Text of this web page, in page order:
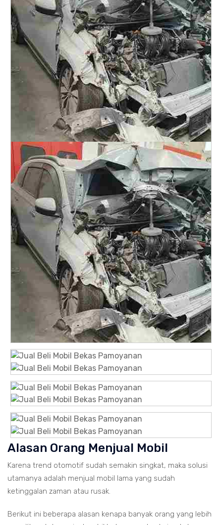
Alasan Orang Menjual Mobil
Karena trend otomotif sudah semakin singkat, maka solusi
utamanya adalah menjual mobil lama yang sudah
ketinggalan zaman atau rusak.
Berikut ini beberapa alasan kenapa banyak orang yang lebih